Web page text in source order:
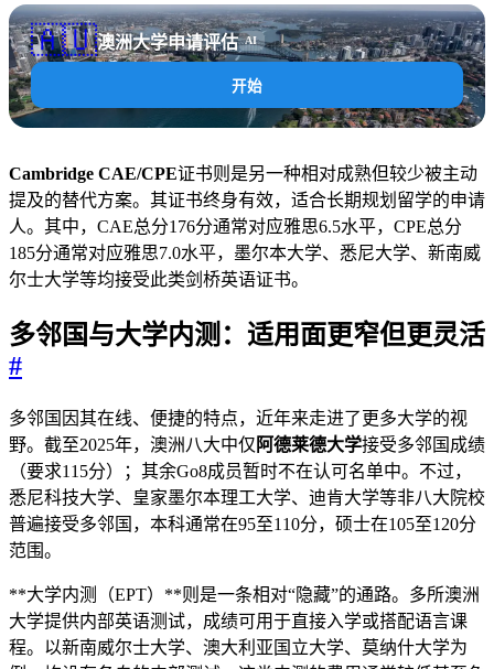
🇦🇺澳洲大学申请评估 AI
开始
Cambridge CAE/CPE证书则是另一种相对成熟但较少被主动
提及的替代方案。其证书终身有效，适合长期规划留学的申请
人。其中，CAE总分176分通常对应雅思6.5水平，CPE总分
185分通常对应雅思7.0水平，墨尔本大学、悉尼大学、新南威
尔士大学等均接受此类剑桥英语证书。
多邻国与大学内测：适用面更窄但更灵活
#
多邻国因其在线、便捷的特点，近年来走进了更多大学的视
野。截至2025年，澳洲八大中仅 阿德莱德大学接受多邻国成绩
（要求115分）；其余Go8成员暂时不在认可名单中。不过，
悉尼科技大学、皇家墨尔本理工大学、迪肯大学等非八大院校
普遍接受多邻国，本科通常在95至110分，硕士在105至120分
范围。
**大学内测（EPT）**则是一条相对“隐藏”的通路。多所澳洲
大学提供内部英语测试，成绩可用于直接入学或搭配语言课
程。以新南威尔士大学、澳大利亚国立大学、莫纳什大学为